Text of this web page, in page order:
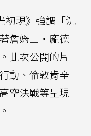
初現》強調「沉
詹姆士‧龐德
此次公開的片
動、倫敦肯辛
空決戰等呈現